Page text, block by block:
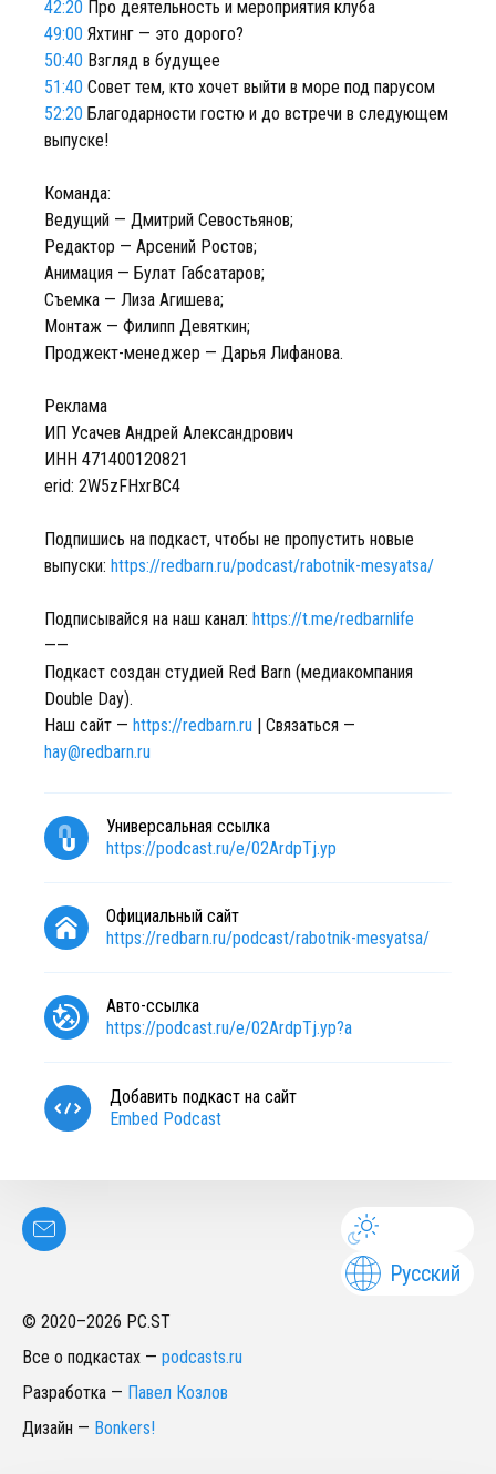
42:20 Про деятельность и мероприятия клуба
49:00 Яхтинг — это дорого?
50:40 Взгляд в будущее
51:40 Совет тем, кто хочет выйти в море под парусом
52:20 Благодарности гостю и до встречи в следующем
выпуске!
Команда:
Ведущий — Дмитрий Севостьянов;
Редактор — Арсений Ростов;
Анимация — Булат Габсатаров;
Съемка — Лиза Агишева;
Монтаж — Филипп Девяткин;
Проджект-менеджер — Дарья Лифанова.
Реклама
ИП Усачев Андрей Александрович
ИНН 471400120821
erid: 2W5zFHxrBC4
Подпишись на подкаст, чтобы не пропустить новые
выпуски: https://redbarn.ru/podcast/rabotnik-mesyatsa/
Подписывайся на наш канал: https://t.me/redbarnlife
——
Подкаст создан студией Red Barn (медиакомпания
Double Day).
Наш сайт — https://redbarn.ru | Связаться —
hay@redbarn.ru
Универсальная ссылка
https://podcast.ru/e/02ArdpTj.yp
Официальный сайт
https://redbarn.ru/podcast/rabotnik-mesyatsa/
Авто-ссылка
https://podcast.ru/e/02ArdpTj.yp?a
Добавить подкаст на сайт
Embed Podcast
Русский
© 2020–2026 PC.ST
Все о подкастах — podcasts.ru
Разработка — Павел Козлов
Дизайн — Bonkers!